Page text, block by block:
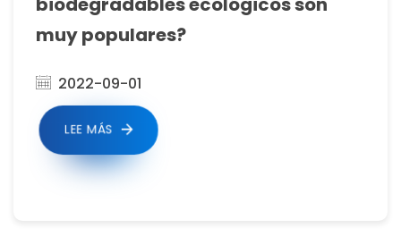
muy populares?
2022-09-01
LEE MÁS